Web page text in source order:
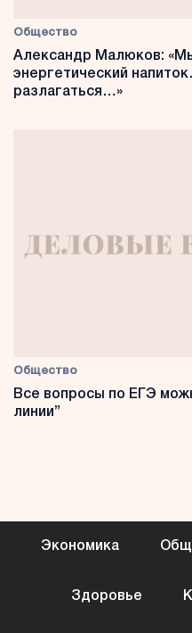
Общество
Александр Малюков:
энергетический
разлагаться…»
Общество
Все вопросы по ЕГЭ
линии”
Экономика
Здоровье